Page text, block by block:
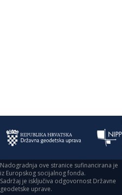
Nadogradnja ove stranice sufinancirana je
iz Europskog socijalnog fonda.
Sadržaj je isključiva odgovornost Državne
geodetske uprave.